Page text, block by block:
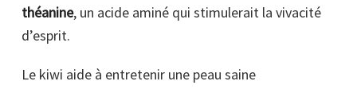
théanine, un acide aminé qui stimulerait la vivacité
d’esprit.
Le kiwi aide à entretenir une peau saine